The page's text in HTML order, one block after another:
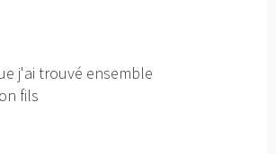
j'ai trouvé ensemble
fils